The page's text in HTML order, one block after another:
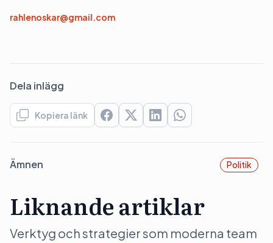
rahlenoskar@gmail.com
Dela inlägg
Kopiera länk
Ämnen Politik
Liknande artiklar
Verktyg och strategier som moderna team